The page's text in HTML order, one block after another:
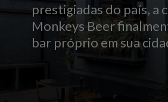
prestigiadas do país, a
Monkeys Beer
bar próprio em sua